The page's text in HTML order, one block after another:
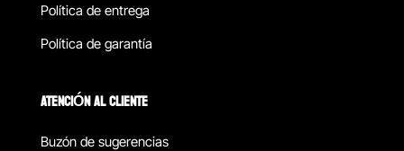
Política de entrega
Política de garantía
ATENCIÓN AL CLIENTE
Buzón de sugerencias